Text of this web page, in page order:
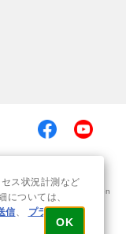
Sony Group Corporation
ス状況計測など
ついては、
信、
プライバシ
OK